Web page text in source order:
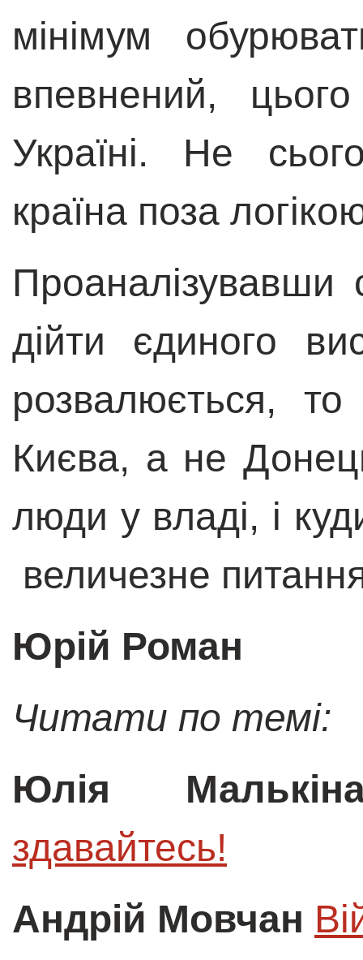
мінімум
впевнений,
Україні. Не
країна поза
Проаналізувавши
дійти єдиного
розвалюється,
Києва, а не
люди у владі, і
величезне
Юрій Роман
Читати по темі:
Юлія
здавайтесь!
Андрій Мовчан